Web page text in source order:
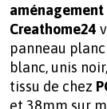
Creathome24
panneau
blanc, unis
tissu de chez
et 38mm sur